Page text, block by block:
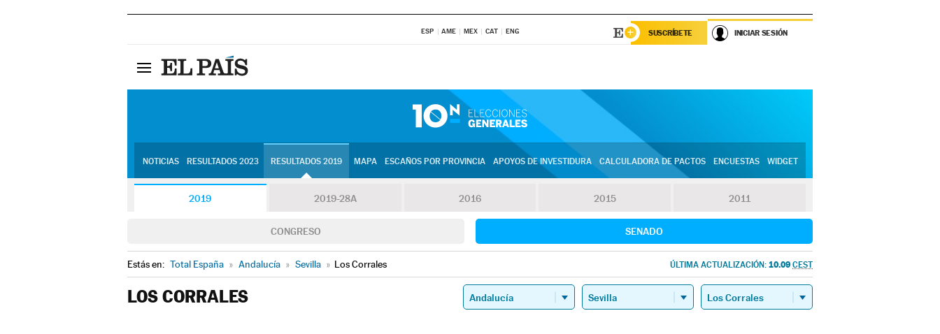
ESP AME MEX CAT ENG SUSCRÍBETE INICIAR SESIÓN
NOTICIAS RESULTADOS 2023 RESULTADOS 2019 MAPA ESCAÑOS POR PROVINCIA APOYOS DE INVESTIDURA CALCULADORA DE PACTOS ENCUESTAS WIDGET
2019 2019-28A 2016 2015 2011
CONGRESO SENADO
Estás en: Total España » Andalucía » Sevilla » Los Corrales ÚLTIMA ACTUALIZACIÓN: 10.09 CEST
LOS CORRALES